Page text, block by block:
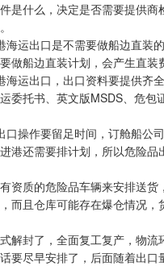
是什么，决定是否需要提供商
海运出口是不需要做船边直装
做船边直装计划，会产生直装
海运出口，出口资料要提供齐
委托书、英文版MSDS、危包
口操作要留足时间，订舱船公
港还需要排计划，所以危险品
资质的危险品车辆来安排送货
而且仓库可能存在爆仓情况，
解封了，全面复工复产，物流
要尽早安排了，后面随着出口